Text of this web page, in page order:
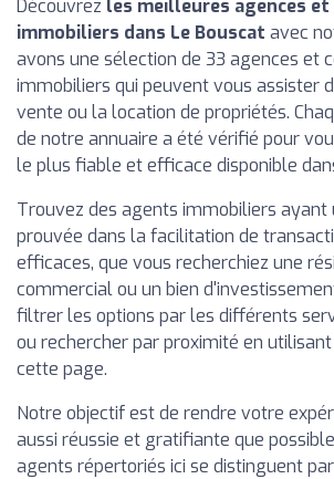
Découvrez les meilleures agences
immobiliers dans Le Bouscat avec
avons une sélection de 33 agences et
immobiliers qui peuvent vous assister
vente ou la location de propriétés.
de notre annuaire a été vérifié pour
le plus fiable et efficace disponible
Trouvez des agents immobiliers ayant
prouvée dans la facilitation de
efficaces, que vous recherchiez une
commercial ou un bien
filtrer les options par les différents
ou rechercher par proximité en
cette page.
Notre objectif est de rendre votre
aussi réussie et gratifiante que
agents répertoriés ici se distinguent